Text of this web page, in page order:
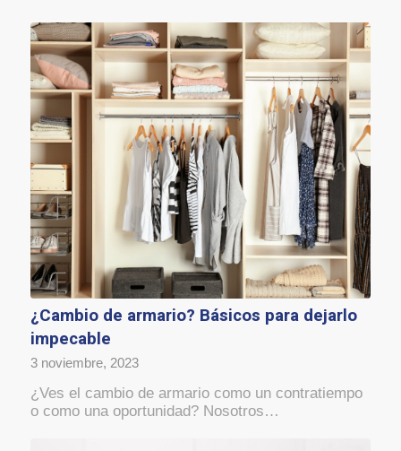
¿Cambio de armario? Básicos para dejarlo
impecable
3 noviembre, 2023
¿Ves el cambio de armario como un contratiempo
o como una oportunidad? Nosotros…